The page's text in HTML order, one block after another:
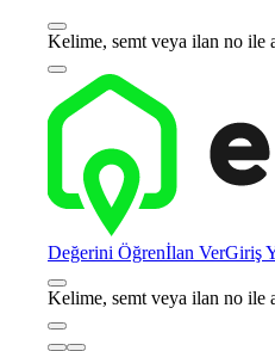
Kelime, semt veya ilan no ile
Değerini Öğrenİlan VerGiriş
Kelime, semt veya ilan no ile